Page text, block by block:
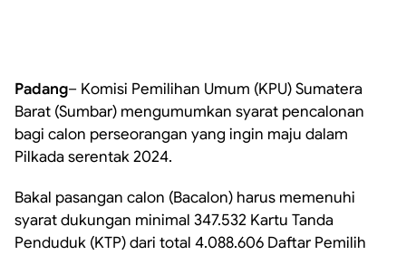
Padang– Komisi Pemilihan Umum (KPU) Sumatera
Barat (Sumbar) mengumumkan syarat pencalonan
bagi calon perseorangan yang ingin maju dalam
Pilkada serentak 2024.
Bakal pasangan calon (Bacalon) harus memenuhi
syarat dukungan minimal 347.532 Kartu Tanda
Penduduk (KTP) dari total 4.088.606 Daftar Pemilih